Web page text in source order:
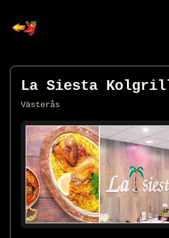
La Siesta
Västerås